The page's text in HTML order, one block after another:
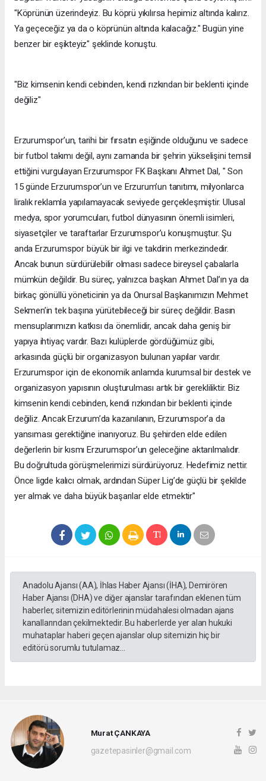
"Köprünün üzerindeyiz. Bu köprü yıkılırsa hepimiz altında kalırız.
Ya geçeceğiz ya da o köprünün altında kalacağız." Bugün yine
benzer bir eşikteyiz" şeklinde konuştu.
"Biz kimsenin kendi cebinden, kendi rızkından bir beklenti içinde
değiliz"
Erzurumspor’un, tarihi bir fırsatın eşiğinde olduğunu ve sadece
bir futbol takımı değil, aynı zamanda bir şehrin yükselişini temsil
ettiğini vurgulayan Erzurumspor FK Başkanı Ahmet Dal, " Son
15 günde Erzurumspor’un ve Erzurum’un tanıtımı, milyonlarca
liralık reklamla yapılamayacak seviyede gerçekleşmiştir. Ulusal
medya, spor yorumcuları, futbol dünyasının önemli isimleri,
siyasetçiler ve taraftarlar Erzurumspor’u konuşmuştur. Şu
anda Erzurumspor büyük bir ilgi ve takdirin merkezindedir.
Ancak bunun sürdürülebilir olması sadece bireysel çabalarla
mümkün değildir. Bu süreç, yalnızca başkan Ahmet Dal’ın ya da
birkaç gönüllü yöneticinin ya da Onursal Başkanımızın Mehmet
Sekmen’in tek başına yürütebileceği bir süreç değildir. Basın
mensuplarımızın katkısı da önemlidir, ancak daha geniş bir
yapıya ihtiyaç vardır. Bazı kulüplerde gördüğümüz gibi,
arkasında güçlü bir organizasyon bulunan yapılar vardır.
Erzurumspor için de ekonomik anlamda kurumsal bir destek ve
organizasyon yapısının oluşturulması artık bir gerekliliktir. Biz
kimsenin kendi cebinden, kendi rızkından bir beklenti içinde
değiliz. Ancak Erzurum’da kazanılanın, Erzurumspor’a da
yansıması gerektiğine inanıyoruz. Bu şehirden elde edilen
değerlerin bir kısmı Erzurumspor’un geleceğine aktarılmalıdır.
Bu doğrultuda görüşmelerimizi sürdürüyoruz. Hedefimiz nettir.
Önce ligde kalıcı olmak, ardından Süper Lig’de güçlü bir şekilde
yer almak ve daha büyük başarılar elde etmektir"
Anadolu Ajansı (AA), İhlas Haber Ajansı (İHA), Demirören
Haber Ajansı (DHA) ve diğer ajanslar tarafından eklenen tüm
haberler, sitemizin editörlerinin müdahalesi olmadan ajans
kanallarından çekilmektedir. Bu haberlerde yer alan hukuki
muhataplar haberi geçen ajanslar olup sitemizin hiç bir
editörü sorumlu tutulamaz...
Murat ÇANKAYA
gazetepasinler@gmail.com